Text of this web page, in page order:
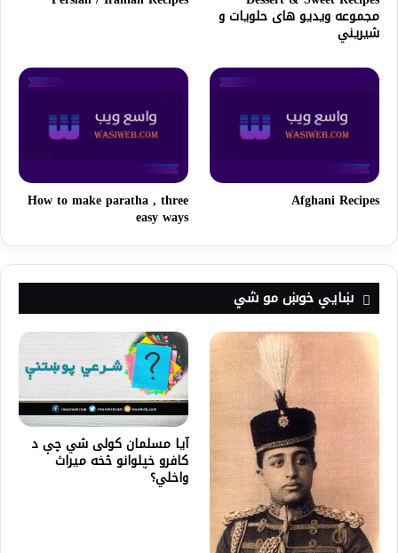
مجموعه ویدیو های حلویات و
شیریني
Afghani Recipes
How to make paratha , three
easy ways
ښايي خوښ مو شي
آیا مسلمان کولی شي چې د
کافرو خپلوانو څخه میراث
واخلي؟